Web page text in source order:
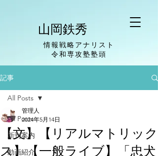
山岡鉄秀
情報戦略アナリスト
​令和専攻塾塾頭
記事
All Posts
新刊案内
動画紹介
All Posts
【文】【リアルマトリック
ス】【一般ライブ】「忠犬
管理人
2024年5月14日